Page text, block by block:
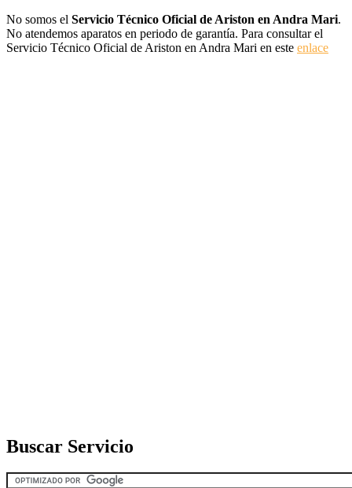
No somos el Servicio Técnico Oficial de Ariston en Andra Mari.
No atendemos aparatos en periodo de garantía. Para consultar el
Servicio Técnico Oficial de Ariston en Andra Mari en este enlace
Buscar Servicio